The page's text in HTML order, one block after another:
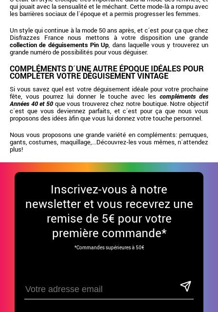
qui jouait avec la sensualité et le méchant. Cette mode-là a rompu avec
les barrières sociaux de l´époque et a permis progresser les femmes.
Un style qui continue à la mode 50 ans après, et c´est pour ça que chez
Disfrazzes France nous mettons à votre disposition une grande
collection de déguisements Pin Up, dans laquelle vous y trouverez un
grande numéro de possibilités pour vous déguiser.
COMPLÉMENTS D´UNE AUTRE ÉPOQUE IDÉALES POUR
COMPLÉTER VOTRE DÉGUISEMENT VINTAGE
Si vous savez quel est votre déguisement idéale pour votre prochaine
fête, vous pourrez lui donner le touche avec les compléments des
Années 40 et 50que vous trouverez chez notre boutique. Notre objectif
c´est que vous deviennez parfaits, et c´est pour ça que nous vous
proposons des idées àfin que vous lui donnez votre touche personnel.
Nous vous proposons une grande variété en compléments: perruques,
gants, costumes, maquillage,...Découvrez-les vous mêmes, n´attendez
plus!
Inscrivez-vous à notre
newsletter et vous recevrez une
remise de 5€ pour votre
première commande*
*Commandes supérieures à 50€